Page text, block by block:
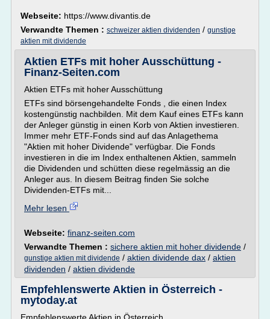
Webseite: https://www.divantis.de
Verwandte Themen : schweizer aktien dividenden / gunstige
aktien mit dividende
Aktien ETFs mit hoher Ausschüttung -
Finanz-Seiten.com
Aktien ETFs mit hoher Ausschüttung
ETFs sind börsengehandelte Fonds , die einen Index
kostengünstig nachbilden. Mit dem Kauf eines ETFs kann
der Anleger günstig in einen Korb von Aktien investieren.
Immer mehr ETF-Fonds sind auf das Anlagethema
"Aktien mit hoher Dividende" verfügbar. Die Fonds
investieren in die im Index enthaltenen Aktien, sammeln
die Dividenden und schütten diese regelmässig an die
Anleger aus. In diesem Beitrag finden Sie solche
Dividenden-ETFs mit...
Mehr lesen
Webseite: finanz-seiten.com
Verwandte Themen : sichere aktien mit hoher dividende /
gunstige aktien mit dividende / aktien dividende dax / aktien
dividenden / aktien dividende
Empfehlenswerte Aktien in Österreich -
mytoday.at